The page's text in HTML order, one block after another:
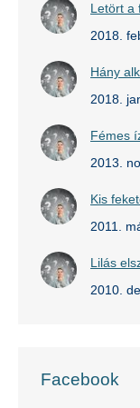
Letört a
2018.
Hány
2018.
Fémes
2013.
Kis
2011.
Lilás
2010.
Facebook